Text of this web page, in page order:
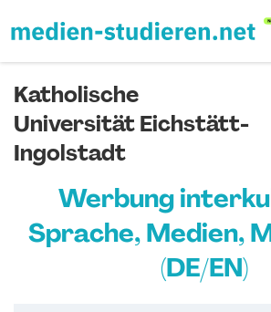
Katholische
Universität Eichstätt-
Ingolstadt
Werbung
Sprache, Medien,
(DE/EN)